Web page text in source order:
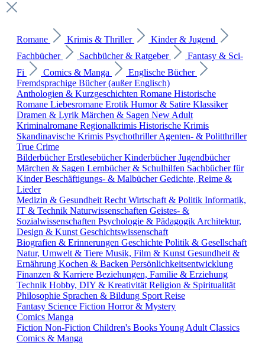
Romane Krimis & Thriller
Kinder & Jugend
Fachbücher
Sachbücher & Ratgeber
Fantasy & Sci-
Fi
Comics & Manga
Englische Bücher
Fremdsprachige Bücher (außer Englisch)
Anthologien & Kurzgeschichten Romane Historische
Romane Liebesromane Erotik Humor & Satire Klassiker
Dramen & Lyrik Märchen & Sagen New Adult
Kriminalromane Regionalkrimis Historische Krimis
Skandinavische Krimis PsychothrillerAgenten- & Politthriller
True Crime
BilderbücherErstlesebücherKinderbücherJugendbücher
Märchen & Sagen Lernbücher & Schulhilfen Sachbücher für
KinderBeschäftigungs- & MalbücherGedichte, Reime &
Lieder
Medizin & Gesundheit Recht Wirtschaft & Politik Informatik,
IT & Technik Naturwissenschaften Geistes- &
Sozialwissenschaften Psychologie & Pädagogik Architektur,
Design & Kunst Geschichtswissenschaft
Biografien & Erinnerungen Geschichte Politik & Gesellschaft
Natur, Umwelt & Tiere Musik, Film & Kunst Gesundheit &
Ernährung Kochen & Backen Persönlichkeitsentwicklung
Finanzen & Karriere Beziehungen, Familie & Erziehung
Technik Hobby, DIY & Kreativität Religion & Spiritualität
Philosophie Sprachen & Bildung Sport Reise
Fantasy Science Fiction Horror & Mystery
Comics Manga
Fiction Non-Fiction Children's BooksYoung Adult Classics
Comics & Manga